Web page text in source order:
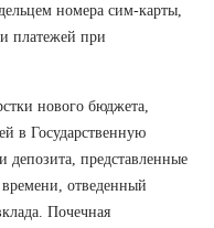
номера сим-карты,
платежей при
нового бюджета,
в Государственную
депозита, представленные
отведенный
Почечная